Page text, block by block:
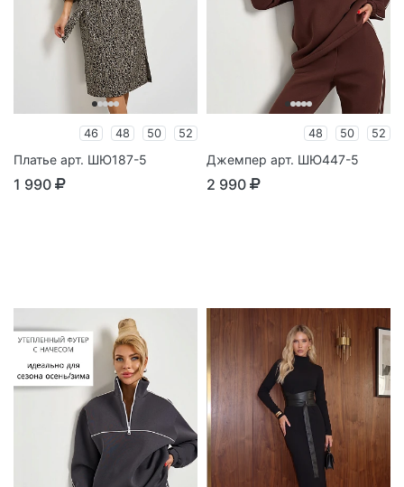
46 48 50 52
Платье арт. ШЮ187-5
1 990
48 50 52
Джемпер арт. ШЮ447-5
2 990